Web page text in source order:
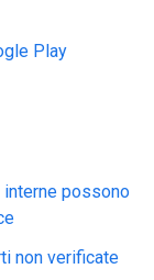
Play
possono
non verificate